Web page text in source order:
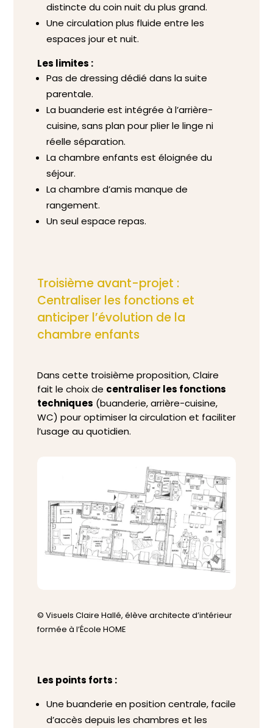
distincte du coin nuit du plus grand.
Une circulation plus fluide entre les
espaces jour et nuit.
Les limites :
Pas de dressing dédié dans la suite
parentale.
La buanderie est intégrée à l’arrière-
cuisine, sans plan pour plier le linge ni
réelle séparation.
La chambre enfants est éloignée du
séjour.
La chambre d’amis manque de
rangement.
Un seul espace repas.
Troisième avant-projet :
Centraliser les fonctions et
anticiper l’évolution de la
chambre enfants
Dans cette troisième proposition, Claire
fait le choix de centraliser les fonctions
techniques (buanderie, arrière-cuisine,
WC) pour optimiser la circulation et faciliter
l’usage au quotidien.
© Visuels Claire Hallé, élève architecte d’intérieur
formée à l’École HOME
Les points forts :
Une buanderie en position centrale, facile
d’accès depuis les chambres et les